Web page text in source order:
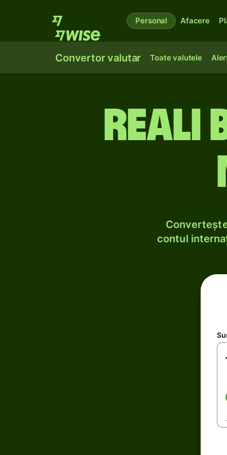
Personal Afacere
Convertor valutar Toate valutele
Reali
contul